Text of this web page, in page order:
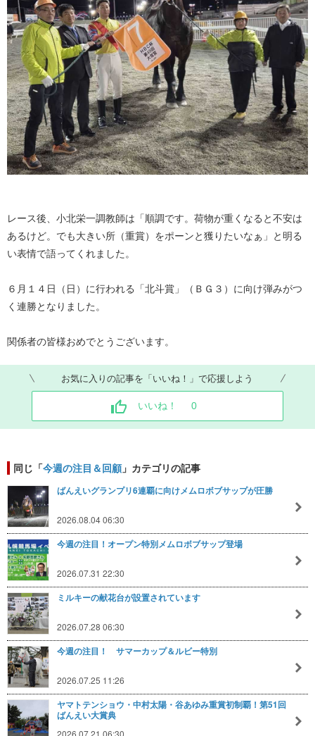
レース後、小北栄一調教師は「順調です。荷物が重くなると不安は
あるけど。でも大きい所（重賞）をポーンと獲りたいなぁ」と明る
い表情で語ってくれました。
６月１４日（日）に行われる「北斗賞」（ＢＧ３）に向け弾みがつ
く連勝となりました。
関係者の皆様おめでとうございます。
お気に入りの記事を「いいね！」で応援しよう
いいね！ 0
同じ「今週の注目＆回顧」カテゴリの記事
ばんえいグランプリ6連覇に向けメムロボブサップが圧勝
2026.08.04 06:30
今週の注目！オープン特別メムロボブサップ登場
2026.07.31 22:30
ミルキーの献花台が設置されています
2026.07.28 06:30
今週の注目！ サマーカップ＆ルビー特別
2026.07.25 11:26
ヤマトテンショウ・中村太陽・谷あゆみ重賞初制覇！第51回
ばんえい大賞典